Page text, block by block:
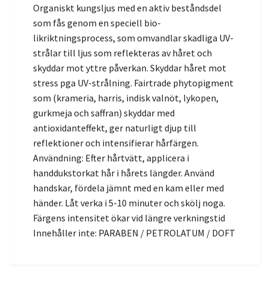
Organiskt kungsljus med en aktiv beståndsdel
som fås genom en speciell bio-
likriktningsprocess, som omvandlar skadliga UV-
strålar till ljus som reflekteras av håret och
skyddar mot yttre påverkan. Skyddar håret mot
stress pga UV-strålning. Fairtrade phytopigment
som (krameria, harris, indisk valnöt, lykopen,
gurkmeja och saffran) skyddar med
antioxidanteffekt, ger naturligt djup till
reflektioner och intensifierar hårfärgen.
Användning: Efter hårtvätt, applicera i
handdukstorkat hår i hårets längder. Använd
handskar, fördela jämnt med en kam eller med
händer. Låt verka i 5-10 minuter och skölj noga.
Färgens intensitet ökar vid längre verkningstid
Innehåller inte: PARABEN / PETROLATUM / DOFT